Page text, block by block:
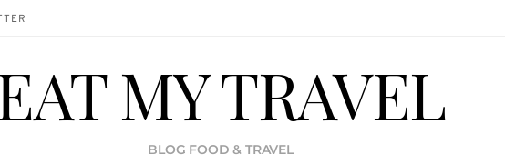
MY TRAVEL
BLOG FOOD & TRAVEL